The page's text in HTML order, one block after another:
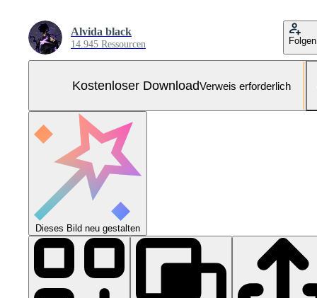
Alvida black
14.945 Ressourcen Folgen
Kostenloser DownloadVerweis erforderlich
Dieses Bild neu gestalten